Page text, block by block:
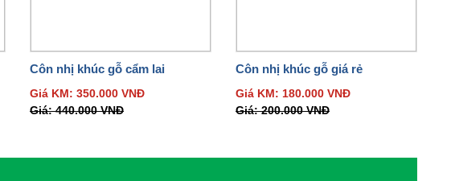
Côn nhị khúc gỗ cẩm lai
Giá KM: 350.000 VNĐ
Giá:440.000VNĐ
Côn nhị khúc gỗ giá rẻ
Giá KM: 180.000 VNĐ
Giá:200.000VNĐ